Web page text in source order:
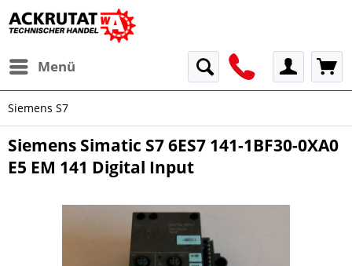
Menü
Siemens S7
Siemens Simatic S7 6ES7 141-1BF30-0XA0
E5 EM 141 Digital Input